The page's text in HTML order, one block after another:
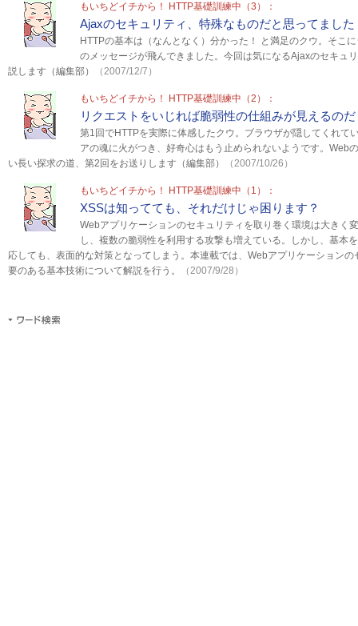
もいちどイチから！ HTTP基礎訓練中（3）：
Ajaxのセキュリティ、特殊なものだと思ってました
HTTPの基本は（なんとなく）分かった！ と満足のクウ。そこ
のメッセージが飛んできました。今回は気になるAjaxのセキュ
説します（編集部）
（2007/12/7）
もいちどイチから！ HTTP基礎訓練中（2）：
リクエストをいじれば脆弱性の仕組みが見えるのだ
第1回でHTTPを実際に体感したクウ。ブラウザが隠してくれて
アの魂に火がつき、好奇心はもう止められないようです。Web
い長い探求の道、第2回をお送りします（編集部）
（2007/10/26）
もいちどイチから！ HTTP基礎訓練中（1）：
XSSは知ってても、それだけじゃ困ります？
Webアプリケーションのセキュリティを取り巻く環境は大きく
し、複数の脆弱性を利用する攻撃も増えている。しかし、基本
応しても、表面的な対策となってしまう。本連載では、Webアプリケーション
要のある基本技術について解説を行う。
（2007/9/28）